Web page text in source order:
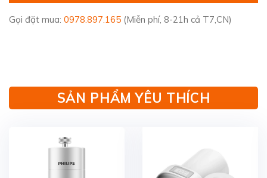
Gọi đặt mua: 0978.897.165 (Miễn phí, 8-21h cả T7,CN)
SẢN PHẨM YÊU THÍCH